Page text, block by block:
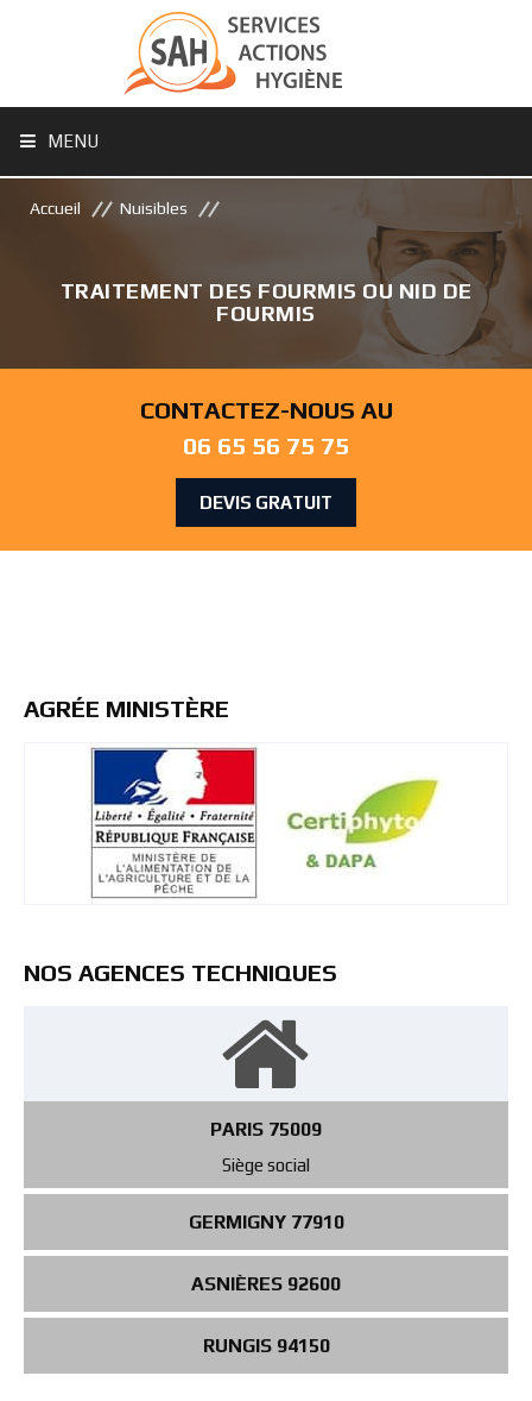
MENU
Accueil Nuisibles
TRAITEMENT DES FOURMIS OU NID DE
FOURMIS
CONTACTEZ-NOUS AU
06 65 56 75 75
DEVIS GRATUIT
AGRÉE MINISTÈRE
NOS AGENCES TECHNIQUES
PARIS 75009
Siège social
GERMIGNY 77910
ASNIÈRES 92600
RUNGIS 94150